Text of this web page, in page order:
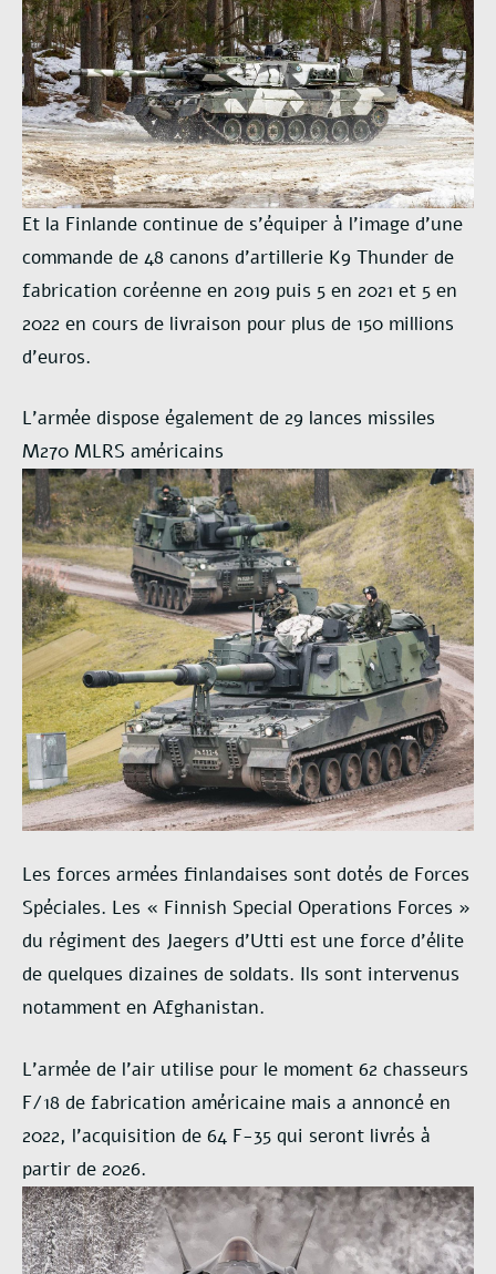
Et la Finlande continue de s’équiper à l’image d’une
commande de 48 canons d’artillerie K9 Thunder de
fabrication coréenne en 2019 puis 5 en 2021 et 5 en
2022 en cours de livraison pour plus de 150 millions
d’euros.
L’armée dispose également de 29 lances missiles
M270 MLRS américains
Les forces armées finlandaises sont dotés de Forces
Spéciales. Les « Finnish Special Operations Forces »
du régiment des Jaegers d’Utti est une force d’élite
de quelques dizaines de soldats. Ils sont intervenus
notamment en Afghanistan.
L’armée de l’air utilise pour le moment 62 chasseurs
F/18 de fabrication américaine mais a annoncé en
2022, l’acquisition de 64 F-35 qui seront livrés à
partir de 2026.